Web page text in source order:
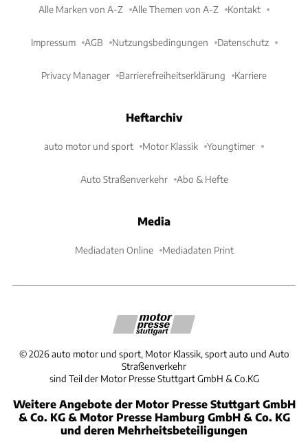
Alle Marken von A-Z Alle Themen von A-Z Kontakt
Impressum AGB Nutzungsbedingungen Datenschutz
Privacy Manager Barrierefreiheitserklärung Karriere
Heftarchiv
auto motor und sport Motor Klassik Youngtimer
Auto Straßenverkehr Abo & Hefte
Media
Mediadaten Online Mediadaten Print
©2026 auto motor und sport, Motor Klassik, sport auto und Auto
Straßenverkehr
sind Teil der Motor Presse Stuttgart GmbH & Co.KG
Weitere Angebote der Motor Presse Stuttgart GmbH
& Co. KG & Motor Presse Hamburg GmbH & Co. KG
und deren Mehrheitsbeteiligungen